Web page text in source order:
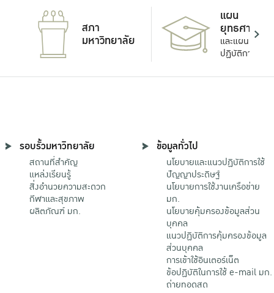
สภา
มหาวิทยาลัย
แผน
ยุทธศาสตร์
และแผน
ปฏิบัติการ
รอบรั้วมหาวิทยาลัย
สถานที่สำคัญ
แหล่งเรียนรู้
สิ่งอำนวยความสะดวก
กีฬาและสุขภาพ
ผลิตภัณฑ์ มก.
ข้อมูลทั่วไป
นโยบายและแนวปฏิบัติการใช้
ปัญญาประดิษฐ์
นโยบายการใช้งานเครือข่าย
มก.
นโยบายคุ้มครองข้อมูลส่วน
บุคคล
แนวปฏิบัติการคุ้มครองข้อมูล
ส่วนบุคคล
การเข้าใช้อินเตอร์เน็ต
ข้อปฏิบัติในการใช้ e-mail มก.
ถ่ายทอดสด